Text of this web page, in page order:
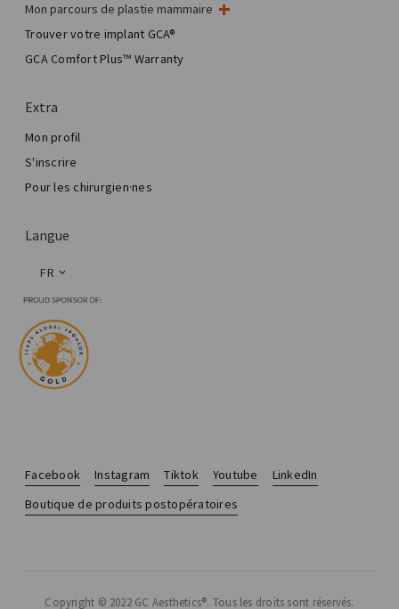
Mon parcours de plastie mammaire
Ma chirurgie mammaire
Chirurgie esthétique mammaire
Total Breast Reconstruction™
Trouver votre implant GCA®
GCA Comfort Plus™ Warranty
Extra
Mon profil
S'inscrire
Pour les chirurgien·nes
Langue
FR
Facebook Instagram Tiktok Youtube
LinkedIn
Boutique de produits postopératoires
Copyright © 2022 GC Aesthetics®. Tous les droits sont réservés.